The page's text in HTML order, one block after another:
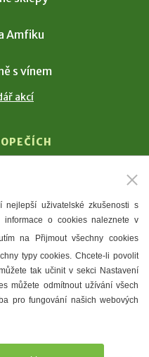
Amfiku
s vínem
akcí
a galerie
nejlepší uživatelské zkušenosti s
informace o cookies naleznete v
na Přijmout všechny cookies
typy cookies. Chcete-li povolit
tak učinit v sekci Nastavení
můžete odmítnout užívání všech
pro fungování našich webových